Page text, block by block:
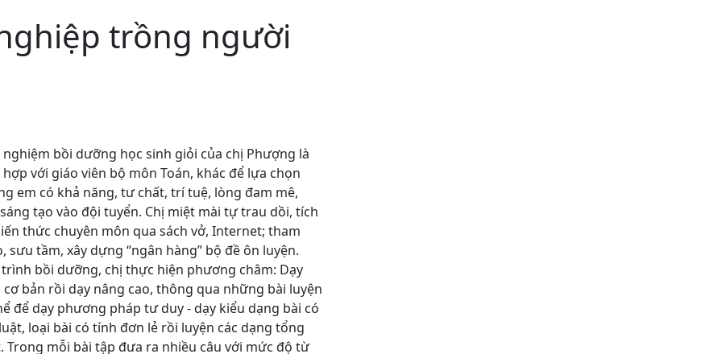
trồng người
nghiệm bồi dưỡng học sinh giỏi của chị Phượng là
với giáo viên bộ môn Toán, khác để lựa chọn
em có khả năng, tư chất, trí tuệ, lòng đam mê,
tạo vào đội tuyển. Chị miệt mài tự trau dồi, tích
thức chuyên môn qua sách vở, Internet; tham
sưu tầm, xây dựng “ngân hàng” bộ đề ôn luyện.
trình bồi dưỡng, chị thực hiện phương châm: Dạy
cơ bản rồi dạy nâng cao, thông qua những bài luyện
để dạy phương pháp tư duy - dạy kiểu dạng bài có
loại bài có tính đơn lẻ rồi luyện các dạng tổng
Trong mỗi bài tập đưa ra nhiều câu với mức độ từ